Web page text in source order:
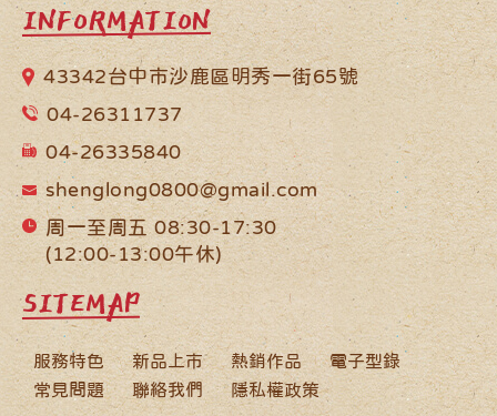
INFORMATION
43342台中市沙鹿區明秀一街65號
04-26311737
04-26335840
shenglong0800@gmail.com
周一至周五 08:30-17:30
(12:00-13:00午休)
SITEMAP
服務特色 新品上市 熱銷作品
電子型錄
常見問題
聯絡我們 隱私權政策